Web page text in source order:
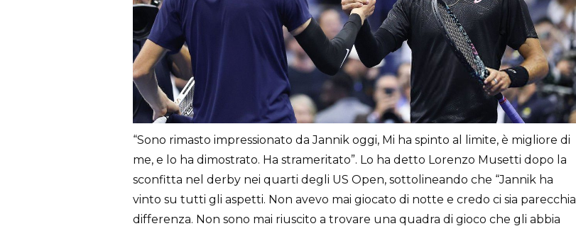
“Sono rimasto impressionato da Jannik oggi, Mi ha spinto al limite, è migliore di
me, e lo ha dimostrato. Ha strameritato”. Lo ha detto Lorenzo Musetti dopo la
sconfitta nel derby nei quarti degli US Open, sottolineando che “Jannik ha
vinto su tutti gli aspetti. Non avevo mai giocato di notte e credo ci sia parecchia
differenza. Non sono mai riuscito a trovare una quadra di gioco che gli abbia